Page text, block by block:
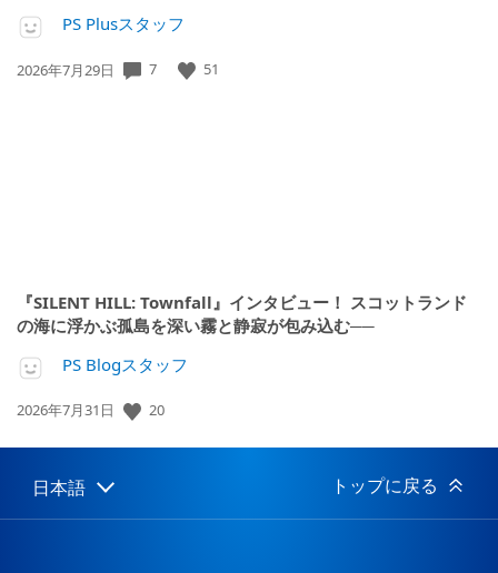
PS Plusスタッフ
公
2026年7月29日 7 51
『SILENT HILL: Townfall』インタビュー！ スコットランド
の海に浮かぶ孤島を深い霧と静寂が包み込む──
PS Blogスタッフ
公
日:
2026年7月31日 20
Select
a
Current
region:
日本語 トップに戻る